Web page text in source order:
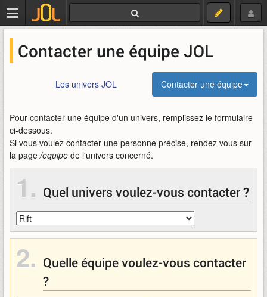
Contacter une équipe JOL
Contacter une équipe
Les univers JOL
Pour contacter une équipe d'un univers, remplissez le formulaire
ci-dessous.
Si vous voulez contacter une personne précise, rendez vous sur
la page/equipe de l'univers concerné.
1. Quel univers voulez-vous contacter ?
2. Quelle équipe voulez-vous contacter
?